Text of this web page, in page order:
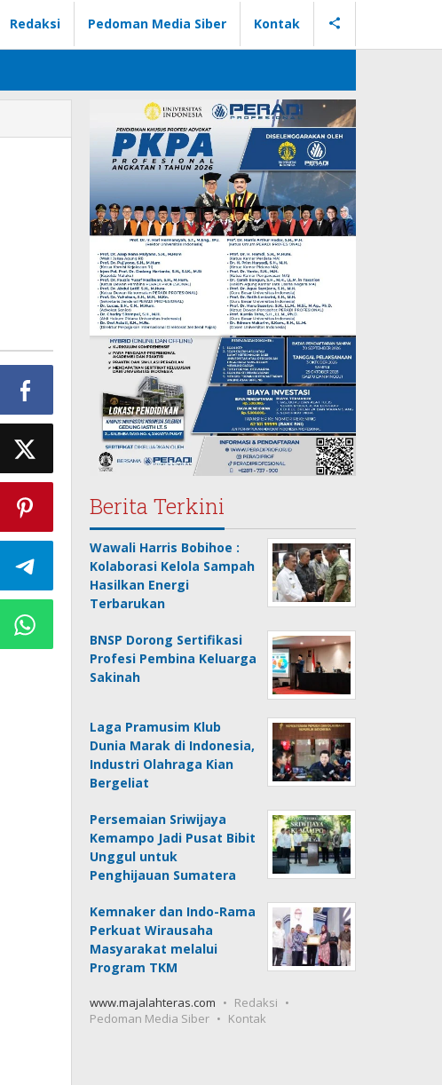
Redaksi Pedoman Media Siber Kontak
Berita Terkini
Wawali Harris Bobihoe :
Kolaborasi Kelola Sampah
Hasilkan Energi
Terbarukan
BNSP Dorong Sertifikasi
Profesi Pembina Keluarga
Sakinah
Laga Pramusim Klub
Dunia Marak di Indonesia,
Industri Olahraga Kian
Bergeliat
Persemaian Sriwijaya
Kemampo Jadi Pusat Bibit
Unggul untuk
Penghijauan Sumatera
Kemnaker dan Indo-Rama
Perkuat Wirausaha
Masyarakat melalui
Program TKM
www.majalahteras.com
Redaksi
Pedoman Media Siber
Kontak